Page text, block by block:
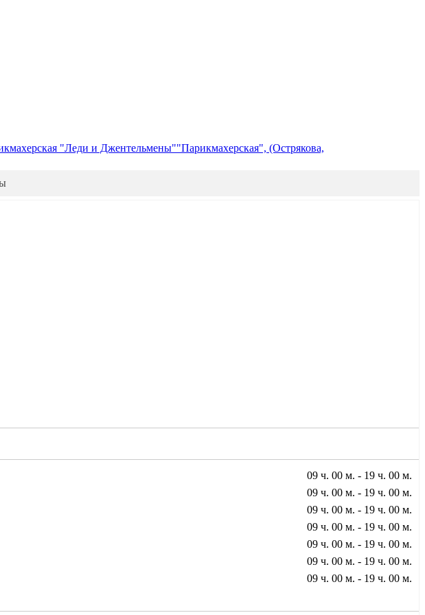
"Леди и Джентельмены""Парикмахерская", (Острякова,
09 ч. 00 м. - 19 ч. 00 м.
09 ч. 00 м. - 19 ч. 00 м.
09 ч. 00 м. - 19 ч. 00 м.
09 ч. 00 м. - 19 ч. 00 м.
09 ч. 00 м. - 19 ч. 00 м.
09 ч. 00 м. - 19 ч. 00 м.
09 ч. 00 м. - 19 ч. 00 м.